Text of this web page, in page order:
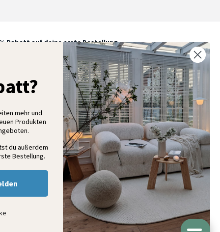
Rabatt auf deine erste Bestellung
dich für unseren Newsletter an und entdecke neue
Angebote und Wohnideen als Erstes
Anmelden
mehr und
Produkten
du außerdem
Bestellung.